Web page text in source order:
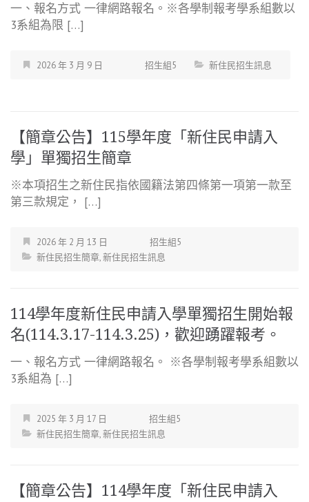
一、報名方式 一律網路報名。※各學制報考學系組數以
3系組為限 […]
2026 年 3 月 9 日 招生組5 新住民招生訊息
【簡章公告】115學年度「新住民申請入
學」單獨招生簡章
※本項招生之新住民指依國籍法第四條第一項第一款至
第三款規定， […]
2026 年 2 月 13 日
招生組5
新住民招生簡章,新住民招生訊息
114學年度新住民申請入學單獨招生開始報
名(114.3.17-114.3.25)，歡迎踴躍報考。
一、報名方式 一律網路報名。 ※各學制報考學系組數以
3系組為 […]
2025 年 3 月 17 日
招生組5
新住民招生簡章,新住民招生訊息
【簡章公告】114學年度「新住民申請入